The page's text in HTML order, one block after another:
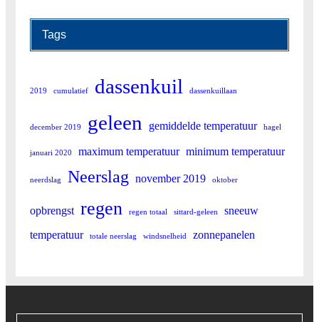
Tags
2019 cumulatief dassenkuil dassenkuillaan
december 2019 geleen gemiddelde temperatuur hagel
januari 2020 maximum temperatuur minimum temperatuur
neerdslag Neerslag november 2019 oktober
opbrengst regen regen totaal sittard-geleen
sneeuw
temperatuur
totale neerslag windsnelheid zonnepanelen